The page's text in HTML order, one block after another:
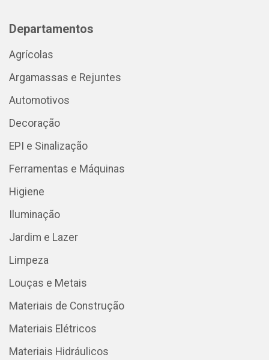
Departamentos
Agrícolas
Argamassas e Rejuntes
Automotivos
Decoração
EPI e Sinalização
Ferramentas e Máquinas
Higiene
Iluminação
Jardim e Lazer
Limpeza
Louças e Metais
Materiais de Construção
Materiais Elétricos
Materiais Hidráulicos